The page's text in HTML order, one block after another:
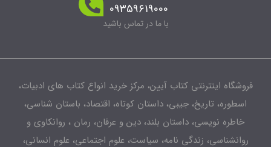
۰۹۳۵۹۶۱۹۰۰۰
با ما در تماس باشید
فروشگاه اینترنتی کتاب آیین، مرکز خرید انواع کتاب های ادبیات،
اسطوره، تاریخ، جیبی، داستان کوتاه، اقتصاد، باستان شناسی،
خاطره نویسی، داستان بلند، دین و عرفان، رمان ، روانکاوی و
روانشناسی، زندگی نامه، سیاست، علوم اجتماعی، علوم انسانی،